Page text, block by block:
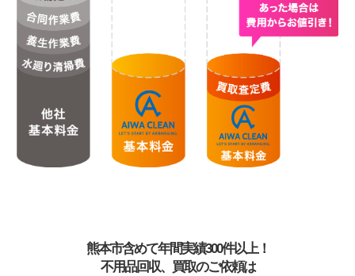
熊本市含めて年間実績300件以上！
不用品回収、買取のご依頼は